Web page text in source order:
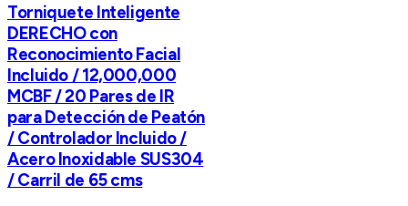
Torniquete Inteligente
DERECHO con
Reconocimiento Facial
Incluido / 12,000,000
MCBF / 20 Pares de IR
para Detección de Peatón
/ Controlador Incluido /
Acero Inoxidable SUS304
/ Carril de 65 cms